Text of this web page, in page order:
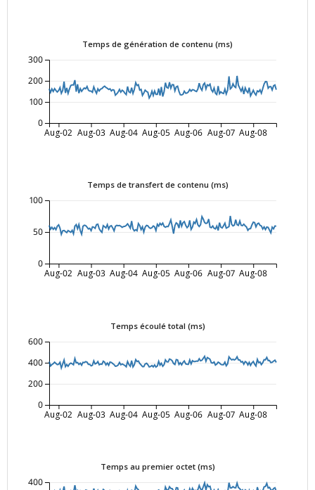
Temps de génération de contenu (ms)
Aug-02 Aug-03 Aug-04 Aug-05 Aug-06 Aug-07 Aug-08
0
100
200
300
Temps de transfert de contenu (ms)
Aug-02 Aug-03 Aug-04 Aug-05 Aug-06 Aug-07 Aug-08
0
50
100
Temps écoulé total (ms)
Aug-02 Aug-03 Aug-04 Aug-05 Aug-06 Aug-07 Aug-08
0
200
400
600
Temps au premier octet (ms)
400